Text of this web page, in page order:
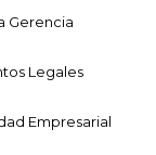
Gerencia
Legales
Empresarial